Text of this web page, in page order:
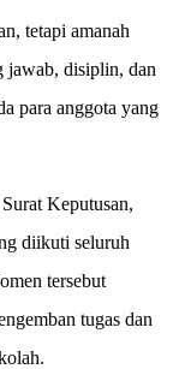
tetapi amanah
jawab, disiplin, dan
para anggota yang
Keputusan,
diikuti seluruh
tersebut
tugas dan